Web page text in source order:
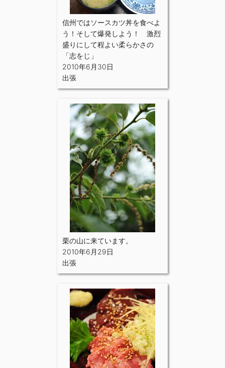
信州ではソースカツ丼を食べよ
う！そして爆発しよう！ 激烈
盛りにして程よい柔らかさの
「志をじ」
2010年6月30日
出張
栗の山に来ています。
2010年6月29日
出張